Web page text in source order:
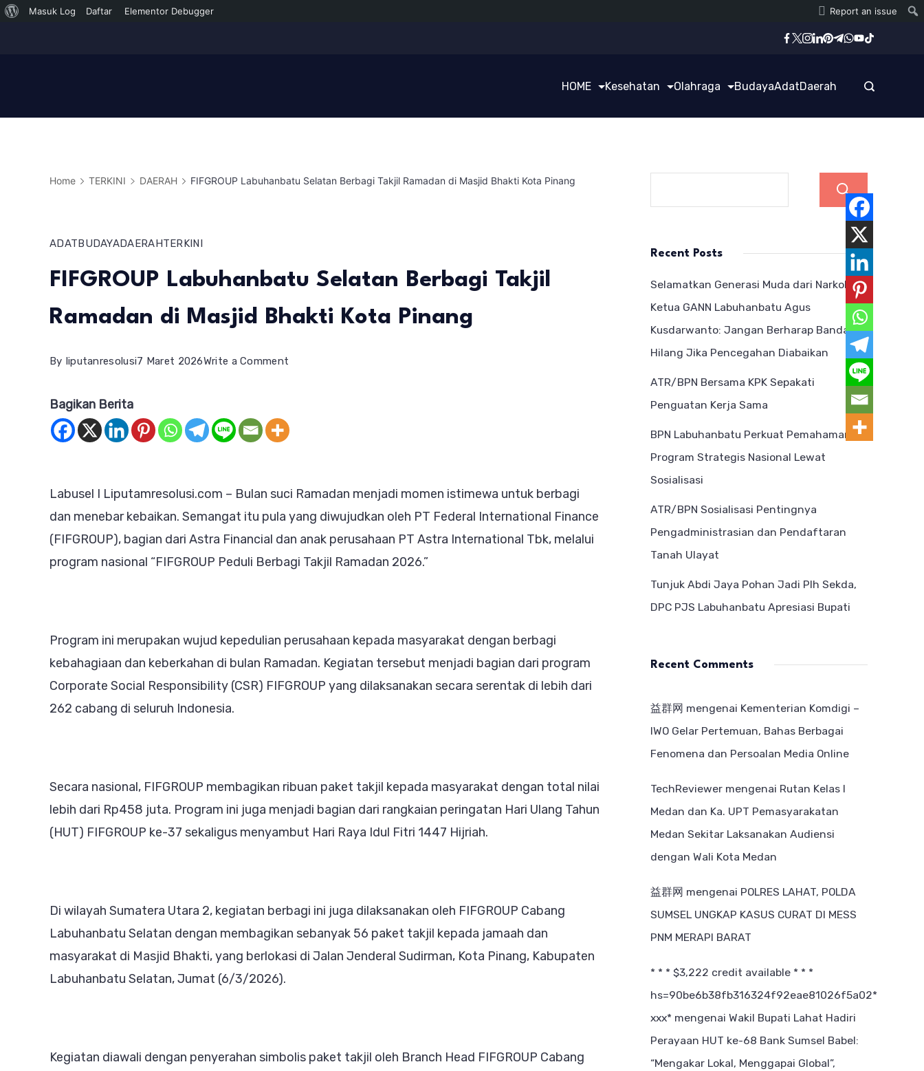
Tentang
Masuk Log Daftar Elementor Debugger Report an issue
HOME Kesehatan Olahraga BudayaAdatDaerah
Home TERKINI DAERAH FIFGROUP Labuhanbatu Selatan Berbagi Takjil Ramadan di Masjid Bhakti Kota Pinang
ADATBUDAYADAERAHTERKINI
FIFGROUP Labuhanbatu Selatan Berbagi Takjil
Ramadan di Masjid Bhakti Kota Pinang
By liputanresolusi7 Maret 2026Write a Comment
Selatan
Ramadan
di
Masjid
Bhakti
Bagikan Berita
Labusel I Liputamresolusi.com – Bulan suci Ramadan menjadi momen istimewa untuk berbagi
dan menebar kebaikan. Semangat itu pula yang diwujudkan oleh PT Federal International Finance
(FIFGROUP), bagian dari Astra Financial dan anak perusahaan PT Astra International Tbk, melalui
program nasional “FIFGROUP Peduli Berbagi Takjil Ramadan 2026.”
Program ini merupakan wujud kepedulian perusahaan kepada masyarakat dengan berbagi
kebahagiaan dan keberkahan di bulan Ramadan. Kegiatan tersebut menjadi bagian dari program
Corporate Social Responsibility (CSR) FIFGROUP yang dilaksanakan secara serentak di lebih dari
262 cabang di seluruh Indonesia.
Secara nasional, FIFGROUP membagikan ribuan paket takjil kepada masyarakat dengan total nilai
lebih dari Rp458 juta. Program ini juga menjadi bagian dari rangkaian peringatan Hari Ulang Tahun
(HUT) FIFGROUP ke-37 sekaligus menyambut Hari Raya Idul Fitri 1447 Hijriah.
Di wilayah Sumatera Utara 2, kegiatan berbagi ini juga dilaksanakan oleh FIFGROUP Cabang
Labuhanbatu Selatan dengan membagikan sebanyak 56 paket takjil kepada jamaah dan
masyarakat di Masjid Bhakti, yang berlokasi di Jalan Jenderal Sudirman, Kota Pinang, Kabupaten
Labuhanbatu Selatan, Jumat (6/3/2026).
Kegiatan diawali dengan penyerahan simbolis paket takjil oleh Branch Head FIFGROUP Cabang
Recent Posts
Selamatkan Generasi Muda dari Narkoba,
Ketua GANN Labuhanbatu Agus
Kusdarwanto: Jangan Berharap Bandar
Hilang Jika Pencegahan Diabaikan
ATR/BPN Bersama KPK Sepakati
Penguatan Kerja Sama
BPN Labuhanbatu Perkuat Pemahaman
Program Strategis Nasional Lewat
Sosialisasi
ATR/BPN Sosialisasi Pentingnya
Pengadministrasian dan Pendaftaran
Tanah Ulayat
Tunjuk Abdi Jaya Pohan Jadi Plh Sekda,
DPC PJS Labuhanbatu Apresiasi Bupati
Recent Comments
益群网 mengenai Kementerian Komdigi –
IWO Gelar Pertemuan, Bahas Berbagai
Fenomena dan Persoalan Media Online
TechReviewer mengenai Rutan Kelas I
Medan dan Ka. UPT Pemasyarakatan
Medan Sekitar Laksanakan Audiensi
dengan Wali Kota Medan
益群网 mengenai POLRES LAHAT, POLDA
SUMSEL UNGKAP KASUS CURAT DI MESS
PNM MERAPI BARAT
* * * $3,222 credit available * * *
hs=90be6b38fb316324f92eae81026f5a02*
ххх* mengenai Wakil Bupati Lahat Hadiri
Perayaan HUT ke-68 Bank Sumsel Babel:
“Mengakar Lokal, Menggapai Global”,